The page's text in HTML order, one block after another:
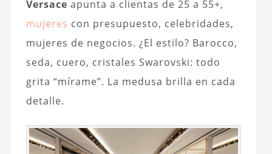
Versace apunta a clientas de 25 a 55+,
mujeres con presupuesto, celebridades,
mujeres de negocios. ¿El estilo? Barocco,
seda, cuero, cristales Swarovski: todo
grita “mírame”. La medusa brilla en cada
detalle.